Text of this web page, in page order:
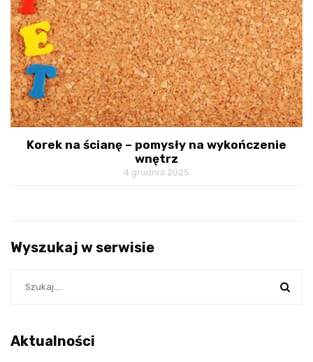
Korek na ścianę – pomysły na wykończenie
wnętrz
4 grudnia 2025
Wyszukaj w serwisie
Aktualności